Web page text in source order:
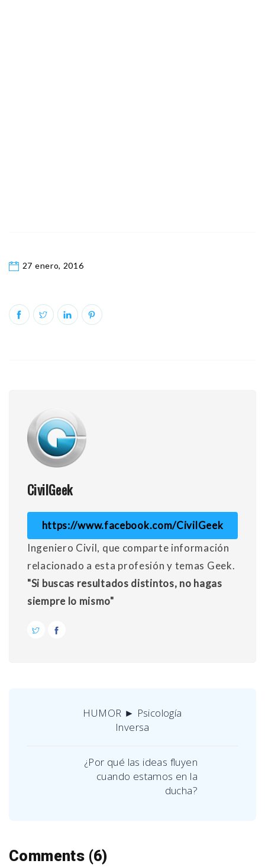
27 enero, 2016
CivilGeek
https://www.facebook.com/CivilGeek
Ingeniero Civil, que comparte información
relacionado a esta profesión y temas Geek.
"Si buscas resultados distintos, no hagas
siempre lo mismo"
HUMOR ► Psicología
Inversa
¿Por qué las ideas fluyen
cuando estamos en la
ducha?
Comments (6)